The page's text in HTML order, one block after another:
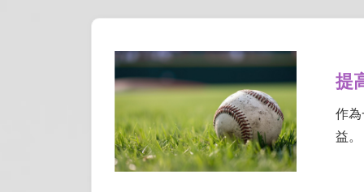
提
作
益。